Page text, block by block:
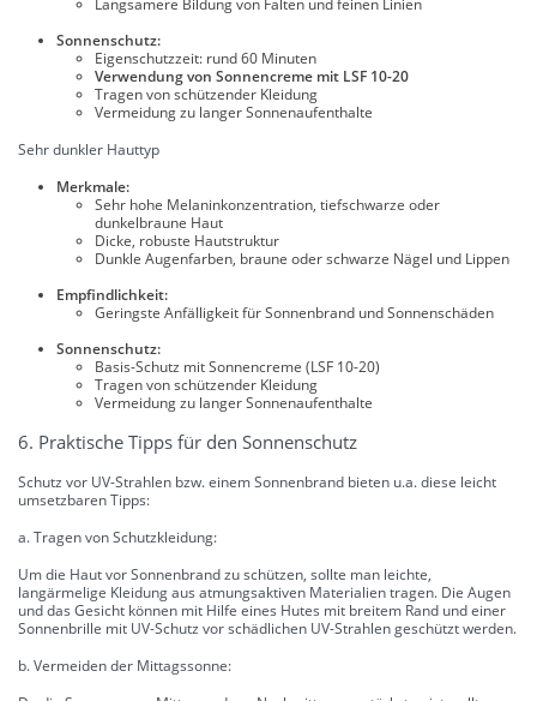
Langsamere Bildung von Falten und feinen Linien
Sonnenschutz:
Eigenschutzzeit: rund 60 Minuten
Verwendung von Sonnencreme mit LSF 10-20
Tragen von schützender Kleidung
Vermeidung zu langer Sonnenaufenthalte
Sehr dunkler Hauttyp
Merkmale:
Sehr hohe Melaninkonzentration, tiefschwarze oder
dunkelbraune Haut
Dicke, robuste Hautstruktur
Dunkle Augenfarben, braune oder schwarze Nägel und Lippen
Empfindlichkeit:
Geringste Anfälligkeit für Sonnenbrand und Sonnenschäden
Sonnenschutz:
Basis-Schutz mit Sonnencreme (LSF 10-20)
Tragen von schützender Kleidung
Vermeidung zu langer Sonnenaufenthalte
6. Praktische Tipps für den Sonnenschutz
Schutz vor UV-Strahlen bzw. einem Sonnenbrand bieten u.a. diese leicht
umsetzbaren Tipps:
a. Tragen von Schutzkleidung:
Um die Haut vor Sonnenbrand zu schützen, sollte man leichte,
langärmelige Kleidung aus atmungsaktiven Materialien tragen. Die Augen
und das Gesicht können mit Hilfe eines Hutes mit breitem Rand und einer
Sonnenbrille mit UV-Schutz vor schädlichen UV-Strahlen geschützt werden.
b. Vermeiden der Mittagssonne: